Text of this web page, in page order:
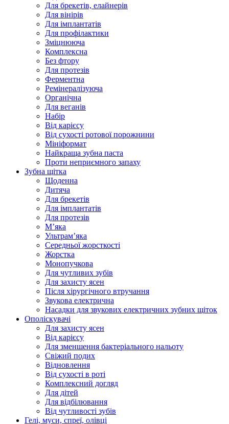
Для брекетів, елайнерів
Для вінірів
Для імплантатів
Для профілактики
Зміцнююча
Комплексна
Без фтору
Для протезів
Ферментна
Ремінералізуюча
Органічна
Для веганів
Набір
Від карієсу
Від сухості ротової порожнини
Мініформат
Найкраща зубна паста
Проти неприємного запаху
Зубна щітка
Щоденна
Дитяча
Для брекетів
Для імплантатів
Для протезів
Мʼяка
Ультрамʼяка
Середньої жорсткості
Жорстка
Монопучкова
Для чутливих зубів
Для захисту ясен
Після хірургічного втручання
Звукова електрична
Насадки для звукових електричних зубних щіток
Ополіскувачі
Для захисту ясен
Від карієсу
Для зменшення бактеріального нальоту
Свіжий подих
Відновлення
Від сухості в роті
Комплексний догляд
Для дітей
Для відбілювання
Від чутливості зубів
Гелі, муси, спреї, олівці